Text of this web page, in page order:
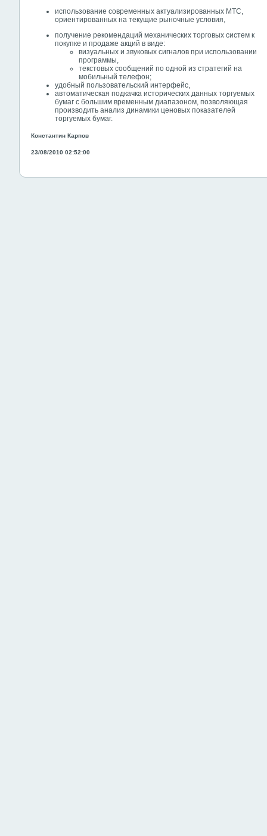
использование современных актуализированных МТС,
ориентированных на текущие рыночные условия,
получение рекомендаций механических торговых систем к
покупке и продаже акций в виде:
визуальных и звуковых сигналов при использовании
программы,
текстовых сообщений по одной из стратегий на
мобильный телефон;
удобный пользовательский интерфейс,
автоматическая подкачка исторических данных торгуемых
бумаг с большим временным диапазоном, позволяющая
производить анализ динамики ценовых показателей
торгуемых бумаг.
Константин Карпов
23/08/2010 02:52:00